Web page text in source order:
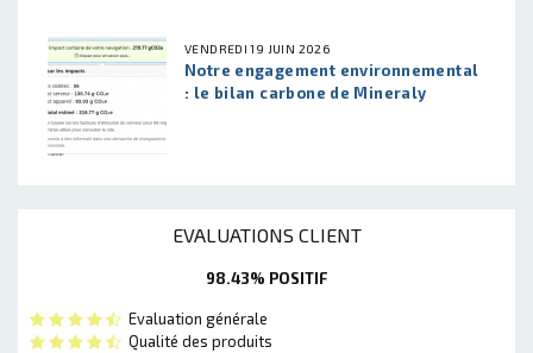
VENDREDI 19 JUIN 2026
Notre engagement environnemental
: le bilan carbone de Mineraly
EVALUATIONS CLIENT
98.43% POSITIF
Evaluation générale
Qualité des produits